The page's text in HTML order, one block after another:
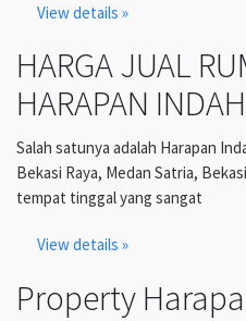
View details »
HARGA JUAL
HARAPAN INDAH
Salah satunya adalah Harapan
Bekasi Raya, Medan Satria,
tempat tinggal yang sangat
View details »
Property